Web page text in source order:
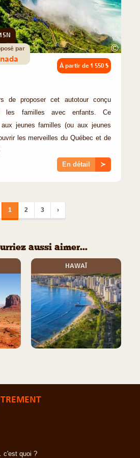
©
par
À partir de 1 550 $
de proposer cet autotour conçu
les familles avec enfants. Ce
aux jeunes familles (ou aux jeunes
les merveilles du Québec et de
En détail ≻
1 2 3 ›
aussi aimer...
HAWAÏ
c'est quoi ?